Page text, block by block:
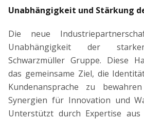
Unabhängigkeit und Stärkung
Die neue
Unabhängigkeit der
Schwarzmüller Gruppe. Diese
das gemeinsame Ziel, die
Kundenansprache zu
Synergien für Innovation und
Unterstützt durch Expertise